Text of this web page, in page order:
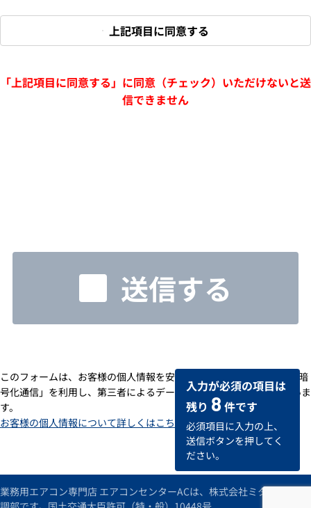
上記項目に同意する
「上記項目に同意する」に同意（チェック）いただけないと送
信できません
送信する
このフォームは、お客様の個人情報を安全に送受信するための「SSL暗
号化通信」を利用し、第三者によるデータの改ざんや盗用を防いでいま
す。
お客様の個人情報について詳しくはこちら
入力が必須の項目は
残り 8 件です
必須項目に入力の上、
送信ボタンを押してく
ださい。
業務用エアコン専門店 エアコンセンターACは、株式会社ミタデンの空